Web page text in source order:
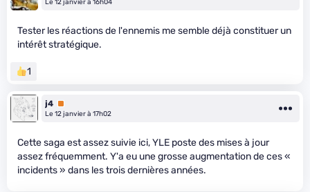
Le 12 janvier à 16h04
Tester les réactions de l'ennemis me semble déjà constituer un
intérêt stratégique.
1
j4 Premium
Le 12 janvier à 17h02
Cette saga est assez suivie ici, YLE poste des mises à jour
assez fréquemment. Y'a eu une grosse augmentation de ces «
incidents » dans les trois dernières années.